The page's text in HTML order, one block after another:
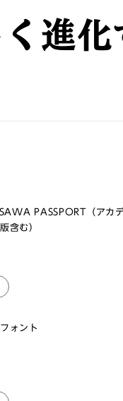
進化
PASSPORT（アカ
含む）
ォント